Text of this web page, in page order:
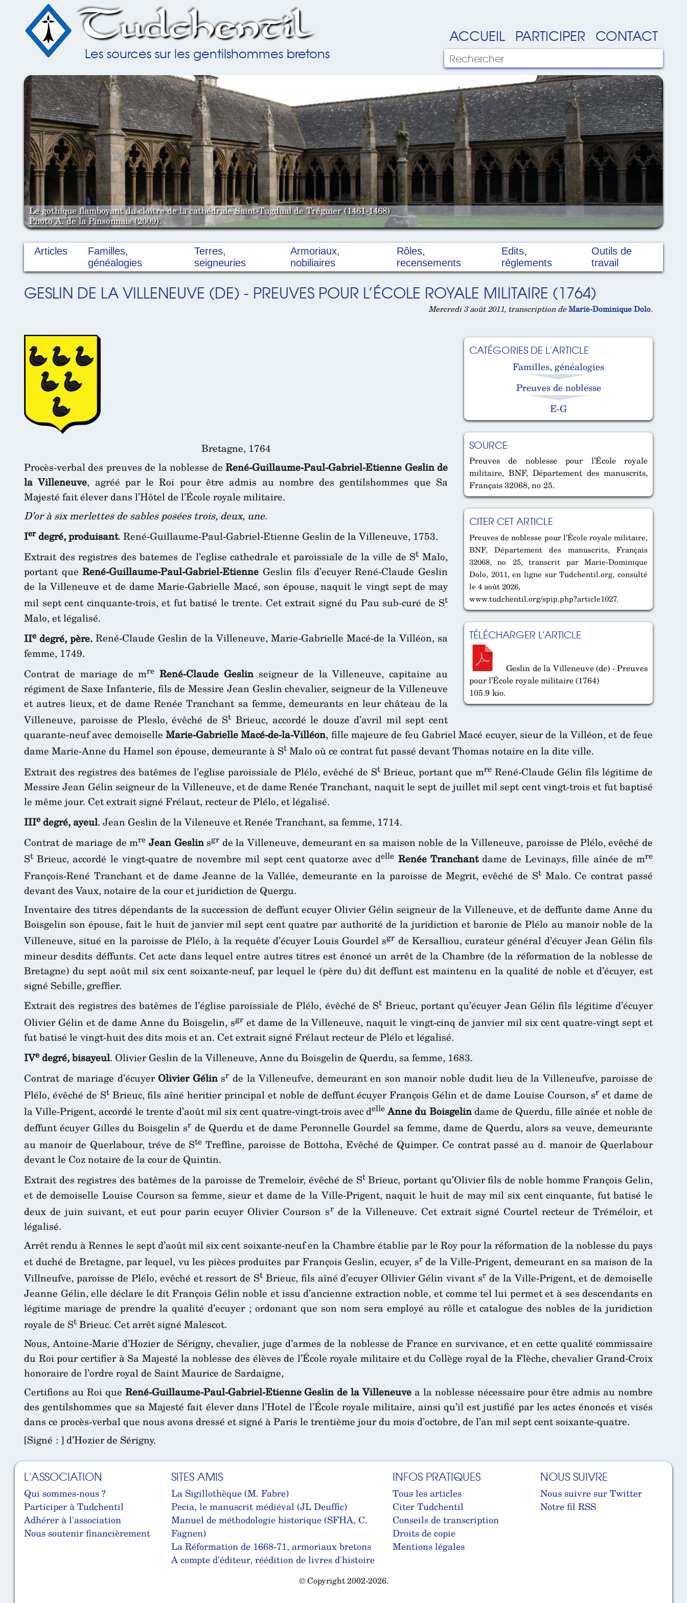
Tudchentil
Les sources sur les gentilshommes bretons
ACCUEIL PARTICIPER CONTACT
Le gothique flamboyant du cloître de la cathédrale Saint-Tugdual de Tréguier (1461-1468)
Photo A. de la Pinsonnais (2009).
Articles
Familles,
généalogies
Terres,
seigneuries
Armoriaux,
nobiliaires
Rôles,
recensements
Edits,
réglements
Outils de
travail
GESLIN DE LA VILLENEUVE (DE) - PREUVES POUR L’ÉCOLE ROYALE MILITAIRE (1764)
Mercredi 3 août 2011, transcription deMarie-Dominique Dolo.
CATÉGORIES DE L'ARTICLE
Familles, généalogies
Preuves de noblesse
E-G
SOURCE
Preuves de noblesse pour l’École royale
militaire, BNF, Département des manuscrits,
Français 32068, no 25.
CITER CET ARTICLE
Preuves de noblesse pour l’École royale militaire,
BNF, Département des manuscrits, Français
32068, no 25, transcrit par Marie-Dominique
Dolo, 2011, en ligne sur Tudchentil.org, consulté
le 4 août 2026,
www.tudchentil.org/spip.php?article1027.
TÉLÉCHARGER L’ARTICLE
Geslin de la Villeneuve (de) - Preuves
pour l’École royale militaire (1764)
105.9 kio.
Bretagne, 1764
Procès-verbal des preuves de la noblesse deRené-Guillaume-Paul-Gabriel-Etienne Geslin de
la Villeneuve, agréé par le Roi pour être admis au nombre des gentilshommes que Sa
Majesté fait élever dans l’Hôtel de l’École royale militaire.
D’or à six merlettes de sables posées trois, deux, une.
Ierdegré, produisant. René-Guillaume-Paul-Gabriel-Etienne Geslin de la Villeneuve, 1753.
Extrait des registres des batemes de l’eglise cathedrale et paroissiale de la ville de St Malo,
portant queRené-Guillaume-Paul-Gabriel-Etienne Geslin fils d’ecuyer René-Claude Geslin
de la Villeneuve et de dame Marie-Gabrielle Macé, son épouse, naquit le vingt sept de may
mil sept cent cinquante-trois, et fut batisé le trente. Cet extrait signé du Pau sub-curé de St
Malo, et légalisé.
IIe degré, père. René-Claude Geslin de la Villeneuve, Marie-Gabrielle Macé-de la Villéon, sa
femme, 1749.
Contrat de mariage de mre René-Claude Geslin seigneur de la Villeneuve, capitaine au
régiment de Saxe Infanterie, fils de Messire Jean Geslin chevalier, seigneur de la Villeneuve
et autres lieux, et de dame Renée Tranchant sa femme, demeurants en leur château de la
Villeneuve, paroisse de Pleslo, évêché de St Brieuc, accordé le douze d’avril mil sept cent
quarante-neuf avec demoiselle Marie-Gabrielle Macé-de-la-Villéon, fille majeure de feu Gabriel Macé ecuyer, sieur de la Villéon, et de feue
dame Marie-Anne du Hamel son épouse, demeurante à St Malo où ce contrat fut passé devant Thomas notaire en la dite ville.
Extrait des registres des batêmes de l’eglise paroissiale de Plélo, evêché de StBrieuc, portant que mreRené-Claude Gélin fils légitime de
Messire Jean Gélin seigneur de la Villeneuve, et de dame Renée Tranchant, naquit le sept de juillet mil sept cent vingt-trois et fut baptisé
le même jour. Cet extrait signé Frélaut, recteur de Plélo, et légalisé.
IIIe degré, ayeul. Jean Geslin de la Vileneuve et Renée Tranchant, sa femme, 1714.
Contrat de mariage de mre Jean Geslinsgr de la Villeneuve, demeurant en sa maison noble de la Villeneuve, paroisse de Plélo, evêché de
St Brieuc, accordé le vingt-quatre de novembre mil sept cent quatorze avec delle Renée Tranchantdame de Levinays, fille aînée de mre
François-René Tranchant et de dame Jeanne de la Vallée, demeurante en la paroisse de Megrit, evêché de StMalo. Ce contrat passé
devant des Vaux, notaire de la cour et juridiction de Quergu.
Inventaire des titres dépendants de la succession de deffunt ecuyer Olivier Gélin seigneur de la Villeneuve, et de deffunte dame Anne du
Boisgelin son épouse, fait le huit de janvier mil sept cent quatre par authorité de la juridiction et baronie de Plélo au manoir noble de la
Villeneuve, situé en la paroisse de Plélo, à la requête d’écuyer Louis Gourdel sgr de Kersalliou, curateur général d’écuyer Jean Gélin fils
mineur desdits déffunts. Cet acte dans lequel entre autres titres est énoncé un arrêt de la Chambre (de la réformation de la noblesse de
Bretagne) du sept août mil six cent soixante-neuf, par lequel le (père du) dit deffunt est maintenu en la qualité de noble et d’écuyer, est
signé Sebille, greffier.
Extrait des registres des batêmes de l’église paroissiale de Plélo, évêché de St Brieuc, portant qu’écuyer Jean Gélin fils légitime d’écuyer
Olivier Gélin et de dame Anne du Boisgelin, sgret dame de la Villeneuve, naquit le vingt-cinq de janvier mil six cent quatre-vingt sept et
fut batisé le vingt-huit des dits mois et an. Cet extrait signé Frélaut recteur de Plélo et légalisé.
IVe degré, bisayeul. Olivier Geslin de la Villeneuve, Anne du Boisgelin de Querdu, sa femme, 1683.
Contrat de mariage d’écuyerOlivier Gélinsr de la Villeneufve, demeurant en son manoir noble dudit lieu de la Villeneufve, paroisse de
Plélo, évêché de StBrieuc, fils aîné heritier principal et noble de deffunt écuyer François Gélin et de dame Louise Courson, sr et dame de
la Ville-Prigent, accordé le trente d’août mil six cent quatre-vingt-trois avec delle Anne du Boisgelindame de Querdu, fille aînée et noble de
deffunt écuyer Gilles du Boisgelin sr de Querdu et de dame Peronnelle Gourdel sa femme, dame de Querdu, alors sa veuve, demeurante
au manoir de Querlabour, tréve de Ste Treffine, paroisse de Bottoha, Evêché de Quimper. Ce contrat passé au d. manoir de Querlabour
devant le Coz notaire de la cour de Quintin.
Extrait des registres des batêmes de la paroisse de Tremeloir, évêché de StBrieuc, portant qu’Olivier fils de noble homme François Gelin,
et de demoiselle Louise Courson sa femme, sieur et dame de la Ville-Prigent, naquit le huit de may mil six cent cinquante, fut batisé le
deux de juin suivant, et eut pour parin ecuyer Olivier Courson srde la Villeneuve. Cet extrait signé Courtel recteur de Tréméloir, et
légalisé.
Arrêt rendu à Rennes le sept d’août mil six cent soixante-neuf en la Chambre établie par le Roy pour la réformation de la noblesse du pays
et duché de Bretagne, par lequel, vu les pièces produites par François Geslin, ecuyer, srde la Ville-Prigent, demeurant en sa maison de la
Villneufve, paroisse de Plélo, evêché et ressort de StBrieuc, fils aîné d’ecuyer Ollivier Gélin vivant sr de la Ville-Prigent, et de demoiselle
Jeanne Gélin, elle déclare le dit François Gélin noble et issu d’ancienne extraction noble, et comme tel lui permet et à ses descendants en
légitime mariage de prendre la qualité d’ecuyer ; ordonant que son nom sera employé au rôlle et catalogue des nobles de la juridiction
royale de St Brieuc. Cet arrêt signé Malescot.
Nous, Antoine-Marie d’Hozier de Sérigny, chevalier, juge d’armes de la noblesse de France en survivance, et en cette qualité commissaire
du Roi pour certifier à Sa Majesté la noblesse des élèves de l’École royale militaire et du Collège royal de la Flèche, chevalier Grand-Croix
honoraire de l’ordre royal de Saint Maurice de Sardaigne,
Certifions au Roi que René-Guillaume-Paul-Gabriel-Etienne Geslin de la Villeneuve a la noblesse nécessaire pour être admis au nombre
des gentilshommes que sa Majesté fait élever dans l’Hotel de l’École royale militaire, ainsi qu’il est justifié par les actes énoncés et visés
dans ce procès-verbal que nous avons dressé et signé à Paris le trentième jour du mois d’octobre, de l’an mil sept cent soixante-quatre.
[Signé : ] d’Hozier de Sérigny.
L'ASSOCIATION
Qui sommes-nous ?
Participer à Tudchentil
Adhérer à l'association
Nous soutenir financièrement
SITES AMIS
La Sigillothèque (M. Fabre)
Pecia, le manuscrit médiéval (JL Deuffic)
Manuel de méthodologie historique (SFHA, C.
Fagnen)
La Réformation de 1668-71, armoriaux bretons
A compte d'éditeur, réédition de livres d'histoire
INFOS PRATIQUES
Tous les articles
Citer Tudchentil
Conseils de transcription
Droits de copie
Mentions légales
NOUS SUIVRE
Nous suivre sur Twitter
Notre fil RSS
© Copyright 2002-2026.